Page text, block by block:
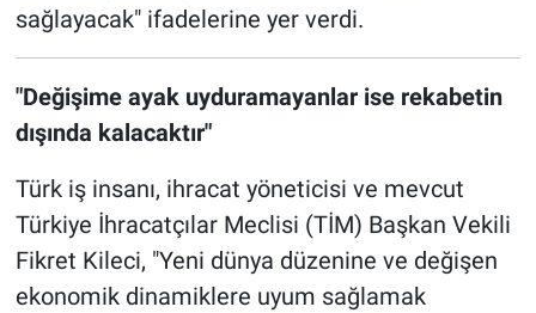
sağlayacak" ifadelerine yer verdi.
"Değişime ayak uyduramayanlar ise rekabetin
dışında kalacaktır"
Türk iş insanı, ihracat yöneticisi ve mevcut
Türkiye İhracatçılar Meclisi (TİM) Başkan Vekili
Fikret Kileci, "Yeni dünya düzenine ve değişen
ekonomik dinamiklere uyum sağlamak